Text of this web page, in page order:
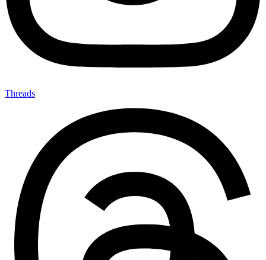
Threads